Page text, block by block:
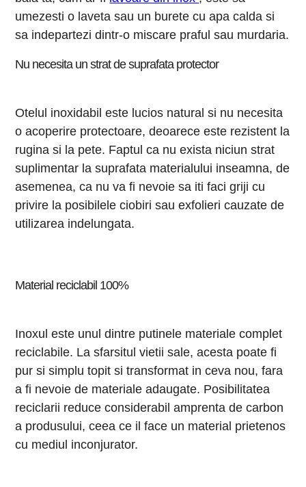
umezesti o laveta sau un burete cu apa calda si
sa indepartezi dintr-o miscare praful sau murdaria.
Nu necesita un strat de suprafata protector
Otelul inoxidabil este lucios natural si nu necesita
o acoperire protectoare, deoarece este rezistent la
rugina si la pete. Faptul ca nu exista niciun strat
suplimentar la suprafata materialului inseamna, de
asemenea, ca nu va fi nevoie sa iti faci griji cu
privire la posibilele ciobiri sau exfolieri cauzate de
utilizarea indelungata.
Material reciclabil 100%
Inoxul este unul dintre putinele materiale complet
reciclabile. La sfarsitul vietii sale, acesta poate fi
pur si simplu topit si transformat in ceva nou, fara
a fi nevoie de materiale adaugate. Posibilitatea
reciclarii reduce considerabil amprenta de carbon
a produsului, ceea ce il face un material prietenos
cu mediul inconjurator.